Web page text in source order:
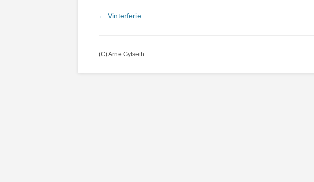
Innleggsnavigasjon
← Vinterferie
(C) Arne Gylseth